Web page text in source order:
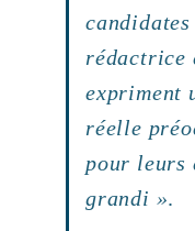
rédactrice
expriment
réelle
pour leurs
grandi ».